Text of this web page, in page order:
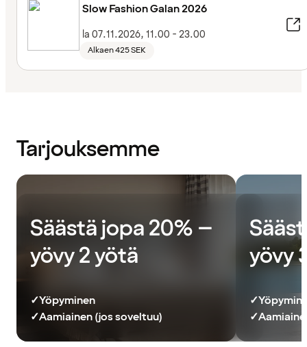
Slow Fashion Galan 2026
la 07.11.2026, 11.00 - 23.00
Alkaen 425 SEK
Tarjouksemme
Säästä jopa 20% –
yövy 2 yötä
✓Yöpyminen
✓Aamiainen (jos soveltuu)
yövy
✓
✓